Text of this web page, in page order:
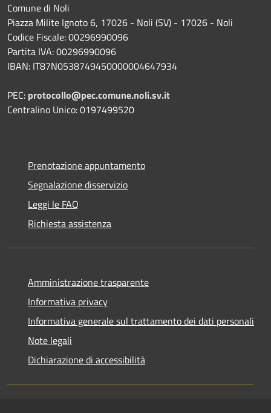
Comune di Noli
Piazza Milite Ignoto 6, 17026 - Noli (SV) - 17026 - Noli
Codice Fiscale: 00296990096
Partita IVA: 00296990096
IBAN: IT87N0538749450000004647934
PEC: protocollo@pec.comune.noli.sv.it
Centralino Unico: 0197499520
Prenotazione appuntamento
Segnalazione disservizio
Leggi le FAQ
Richiesta assistenza
Amministrazione trasparente
Informativa privacy
Informativa generale sul trattamento dei dati personali
Note legali
Dichiarazione di accessibilità